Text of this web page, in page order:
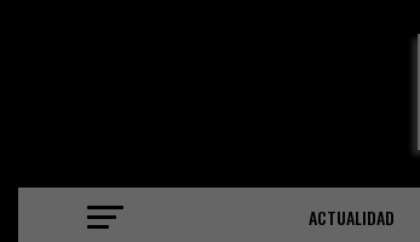
ACTUALIDAD